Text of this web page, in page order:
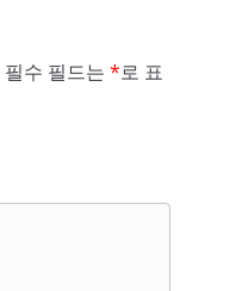
필수 필드는 *로 표